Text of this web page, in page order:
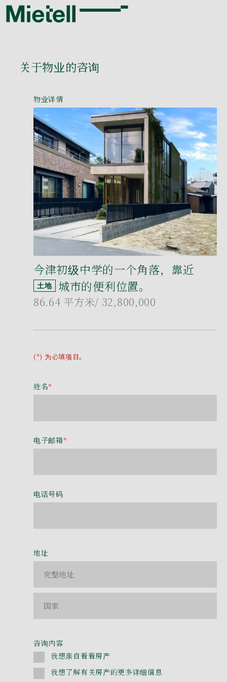
关于物业的咨询
物业详情
今津初级中学的一个角落，靠近
土地 城市的便利位置。
86.64 平方米/ 32,800,000
(*) 为必填项目。
姓名*
电子邮箱*
电话号码
地址
咨询内容
我想亲自看看房产
我想了解有关房产的更多详细信息